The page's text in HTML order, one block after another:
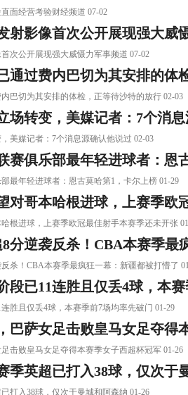
面经营考验财经频道 07-02
射影像首次公开展现强大威
次公开展现强大威慑力军事频道 07-02
通过费内巴切为其安排的体
巴切为其安排的体检，正等待沙特的放行 02-03
场转变，美媒记者：7个消
美媒记者：7个消息源确认他说过 02-03
赛俱乐部最年轻进球者：恩
最年轻进球者：恩古莫哈第1，卡尔上榜 01-29
对哥本哈根进球，上赛季欧
根进球，上赛季欧冠最佳射手本赛季还未开张
8分逆袭反杀！CBA本赛季最
杀！CBA本赛季最疯狂一幕：新疆都被打懵了
段已11连胜且仅丢4球，本
胜且仅丢4球，本赛季前7场均率先破门 01-29
巴萨女足击败皇马女足夺得
击败皇马女足夺得本赛季女子西超杯冠军 01-26
季英超已打入38球，仅次于
打入38球，仅次于曼城和阿森纳 01-26